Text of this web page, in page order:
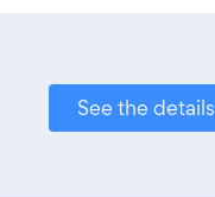
See the details